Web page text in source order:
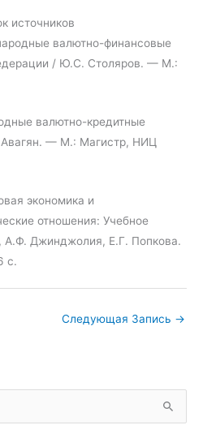
источников
валютно-финансовые
/ Ю.С. Столяров. — М.:
валютно-кредитные
Авагян. — М.: Магистр, НИЦ
экономика и
отношения: Учебное
А.Ф. Джинджолия, Е.Г. Попкова.
c.
Следующая Запись →